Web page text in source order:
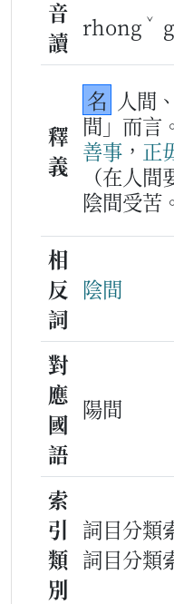
音
讀
rhong ˇ
釋
義
名 人間
間」而言
善事 ， 正
（在人
陰間受苦
相
反
詞
陰間
對
應
國
語
陽間
索
引
類
別
詞目分類
詞目分類